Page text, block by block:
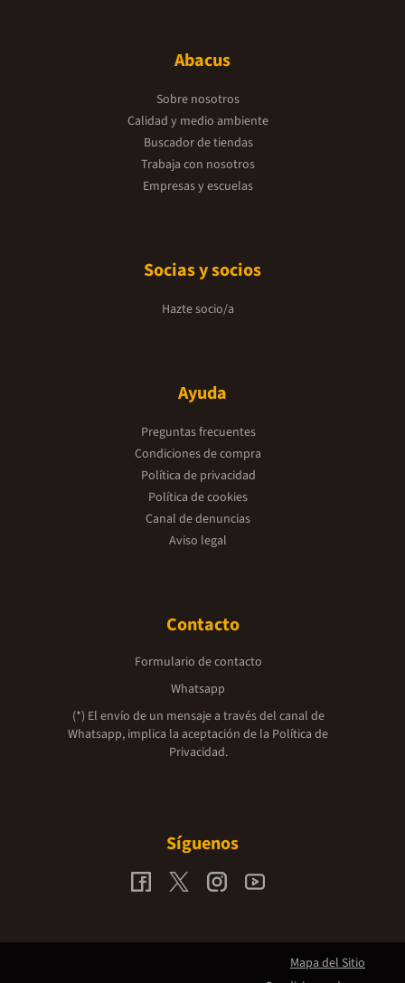
Abacus
Sobre nosotros
Calidad y medio ambiente
Buscador de tiendas
Trabaja con nosotros
Empresas y escuelas
Socias y socios
Hazte socio/a
Ayuda
Preguntas frecuentes
Condiciones de compra
Política de privacidad
Política de cookies
Canal de denuncias
Aviso legal
Contacto
Formulario de contacto
Whatsapp
(*) El envío de un mensaje a través del canal de
Whatsapp, implica la aceptación de la Política de
Privacidad.
Síguenos
Mapa del Sitio